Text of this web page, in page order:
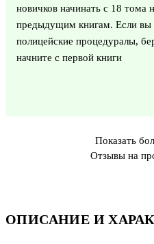
ОПИСАНИЕ И
новичков начинать с 18 тома
предыдущим книгам. Если вы
полицейские процедуралы,
начните с первой книги
Показать
Отзывы на